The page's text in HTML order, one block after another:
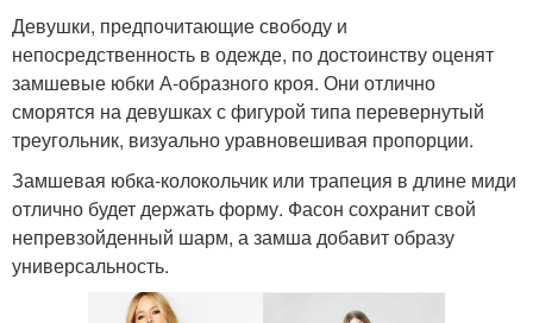
Девушки, предпочитающие свободу и
непосредственность в одежде, по достоинству оценят
замшевые юбки А-образного кроя. Они отлично
сморятся на девушках с фигурой типа перевернутый
треугольник, визуально уравновешивая пропорции.
Замшевая юбка-колокольчик или трапеция в длине миди
отлично будет держать форму. Фасон сохранит свой
непревзойденный шарм, а замша добавит образу
универсальность.